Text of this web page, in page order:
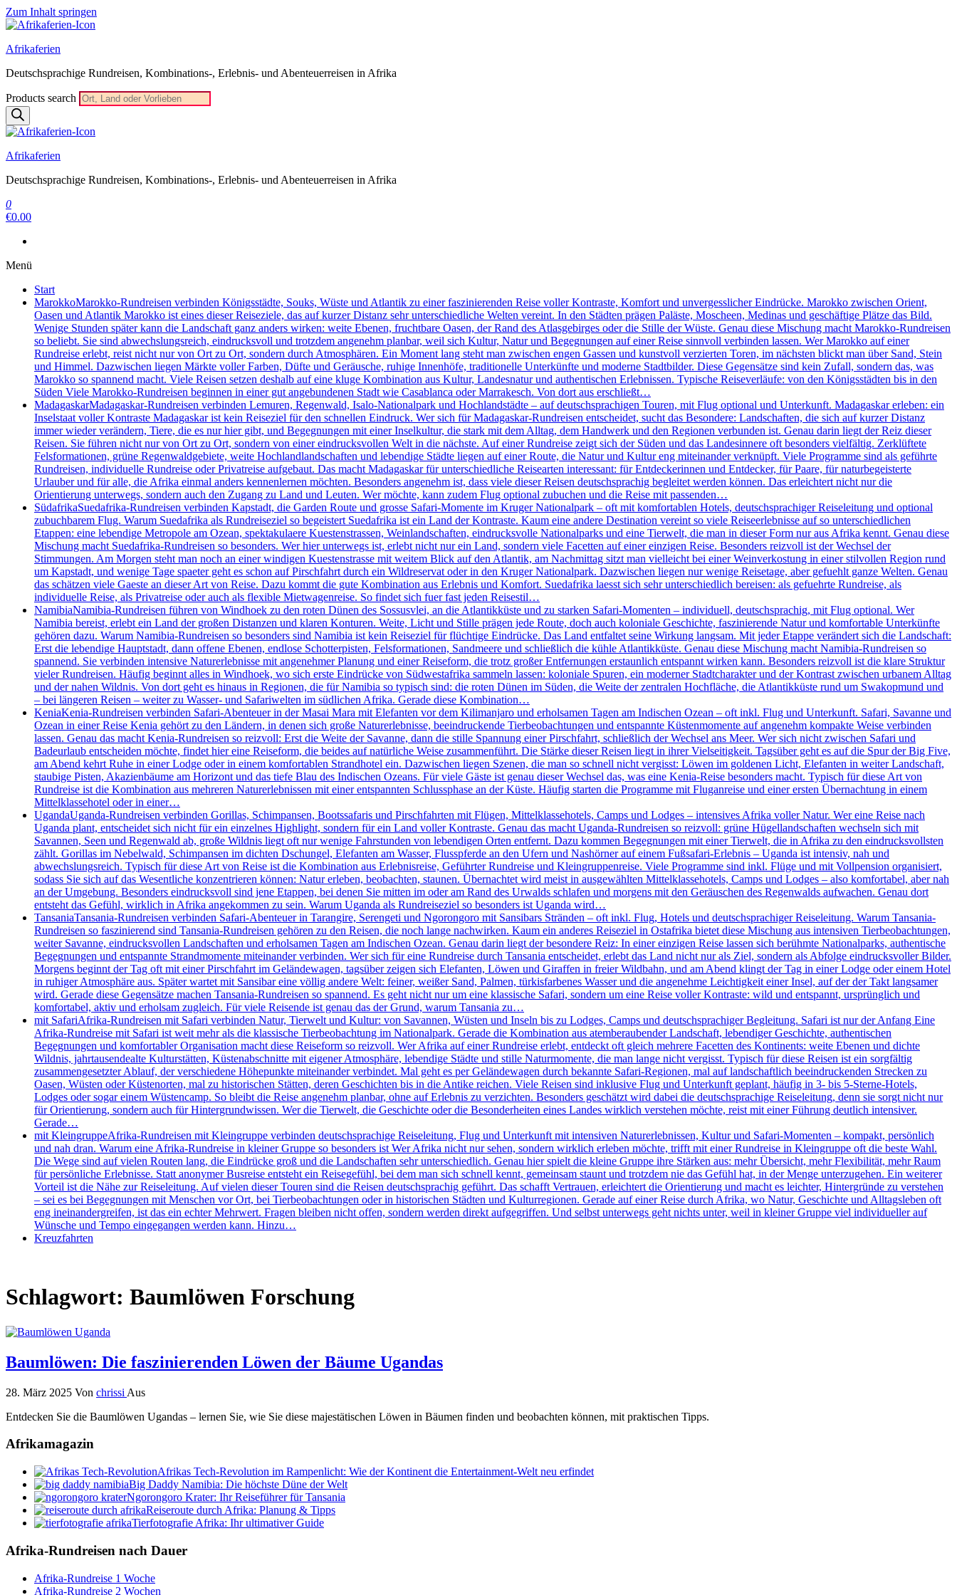
Zum Inhalt springen
Afrikaferien
Deutschsprachige Rundreisen, Kombinations-, Erlebnis- und Abenteuerreisen in Afrika
Products search
Afrikaferien
Deutschsprachige Rundreisen, Kombinations-, Erlebnis- und Abenteuerreisen in Afrika
0
€0.00
Menü
Start
MarokkoMarokko-Rundreisen verbinden Königsstädte, Souks, Wüste und Atlantik zu einer faszinierenden Reise voller Kontraste, Komfort und unvergesslicher Eindrücke. Marokko zwischen Orient,
Oasen und Atlantik Marokko ist eines dieser Reiseziele, das auf kurzer Distanz sehr unterschiedliche Welten vereint. In den Städten prägen Paläste, Moscheen, Medinas und geschäftige Plätze das Bild.
Wenige Stunden später kann die Landschaft ganz anders wirken: weite Ebenen, fruchtbare Oasen, der Rand des Atlasgebirges oder die Stille der Wüste. Genau diese Mischung macht Marokko-Rundreisen
so beliebt. Sie sind abwechslungsreich, eindrucksvoll und trotzdem angenehm planbar, weil sich Kultur, Natur und Begegnungen auf einer Reise sinnvoll verbinden lassen. Wer Marokko auf einer
Rundreise erlebt, reist nicht nur von Ort zu Ort, sondern durch Atmosphären. Ein Moment lang steht man zwischen engen Gassen und kunstvoll verzierten Toren, im nächsten blickt man über Sand, Stein
und Himmel. Dazwischen liegen Märkte voller Farben, Düfte und Geräusche, ruhige Innenhöfe, traditionelle Unterkünfte und moderne Stadtbilder. Diese Gegensätze sind kein Zufall, sondern das, was
Marokko so spannend macht. Viele Reisen setzen deshalb auf eine kluge Kombination aus Kultur, Landesnatur und authentischen Erlebnissen. Typische Reiseverläufe: von den Königsstädten bis in den
Süden Viele Marokko-Rundreisen beginnen in einer gut angebundenen Stadt wie Casablanca oder Marrakesch. Von dort aus erschließt…
MadagaskarMadagaskar-Rundreisen verbinden Lemuren, Regenwald, Isalo-Nationalpark und Hochlandstädte – auf deutschsprachigen Touren, mit Flug optional und Unterkunft. Madagaskar erleben: ein
Inselstaat voller Kontraste Madagaskar ist kein Reiseziel für den schnellen Eindruck. Wer sich für Madagaskar-Rundreisen entscheidet, sucht das Besondere: Landschaften, die sich auf kurzer Distanz
immer wieder verändern, Tiere, die es nur hier gibt, und Begegnungen mit einer Inselkultur, die stark mit dem Alltag, dem Handwerk und den Regionen verbunden ist. Genau darin liegt der Reiz dieser
Reisen. Sie führen nicht nur von Ort zu Ort, sondern von einer eindrucksvollen Welt in die nächste. Auf einer Rundreise zeigt sich der Süden und das Landesinnere oft besonders vielfältig. Zerklüftete
Felsformationen, grüne Regenwaldgebiete, weite Hochlandlandschaften und lebendige Städte liegen auf einer Route, die Natur und Kultur eng miteinander verknüpft. Viele Programme sind als geführte
Rundreisen, individuelle Rundreise oder Privatreise aufgebaut. Das macht Madagaskar für unterschiedliche Reisearten interessant: für Entdeckerinnen und Entdecker, für Paare, für naturbegeisterte
Urlauber und für alle, die Afrika einmal anders kennenlernen möchten. Besonders angenehm ist, dass viele dieser Reisen deutschsprachig begleitet werden können. Das erleichtert nicht nur die
Orientierung unterwegs, sondern auch den Zugang zu Land und Leuten. Wer möchte, kann zudem Flug optional zubuchen und die Reise mit passenden…
SüdafrikaSuedafrika-Rundreisen verbinden Kapstadt, die Garden Route und grosse Safari-Momente im Kruger Nationalpark – oft mit komfortablen Hotels, deutschsprachiger Reiseleitung und optional
zubuchbarem Flug. Warum Suedafrika als Rundreiseziel so begeistert Suedafrika ist ein Land der Kontraste. Kaum eine andere Destination vereint so viele Reiseerlebnisse auf so unterschiedlichen
Etappen: eine lebendige Metropole am Ozean, spektakulaere Kuestenstrassen, Weinlandschaften, eindrucksvolle Nationalparks und eine Tierwelt, die man in dieser Form nur aus Afrika kennt. Genau diese
Mischung macht Suedafrika-Rundreisen so besonders. Wer hier unterwegs ist, erlebt nicht nur ein Land, sondern viele Facetten auf einer einzigen Reise. Besonders reizvoll ist der Wechsel der
Stimmungen. Am Morgen steht man noch an einer windigen Kuestenstrasse mit weitem Blick auf den Atlantik, am Nachmittag sitzt man vielleicht bei einer Weinverkostung in einer stilvollen Region rund
um Kapstadt, und wenige Tage spaeter geht es schon auf Pirschfahrt durch ein Wildreservat oder in den Kruger Nationalpark. Dazwischen liegen nur wenige Reisetage, aber gefuehlt ganze Welten. Genau
das schätzen viele Gaeste an dieser Art von Reise. Dazu kommt die gute Kombination aus Erlebnis und Komfort. Suedafrika laesst sich sehr unterschiedlich bereisen: als gefuehrte Rundreise, als
individuelle Reise, als Privatreise oder auch als flexible Mietwagenreise. So findet sich fuer fast jeden Reisestil…
NamibiaNamibia-Rundreisen führen von Windhoek zu den roten Dünen des Sossusvlei, an die Atlantikküste und zu starken Safari-Momenten – individuell, deutschsprachig, mit Flug optional. Wer
Namibia bereist, erlebt ein Land der großen Distanzen und klaren Konturen. Weite, Licht und Stille prägen jede Route, doch auch koloniale Geschichte, faszinierende Natur und komfortable Unterkünfte
gehören dazu. Warum Namibia-Rundreisen so besonders sind Namibia ist kein Reiseziel für flüchtige Eindrücke. Das Land entfaltet seine Wirkung langsam. Mit jeder Etappe verändert sich die Landschaft:
Erst die lebendige Hauptstadt, dann offene Ebenen, endlose Schotterpisten, Felsformationen, Sandmeere und schließlich die kühle Atlantikküste. Genau diese Mischung macht Namibia-Rundreisen so
spannend. Sie verbinden intensive Naturerlebnisse mit angenehmer Planung und einer Reiseform, die trotz großer Entfernungen erstaunlich entspannt wirken kann. Besonders reizvoll ist die klare Struktur
vieler Rundreisen. Häufig beginnt alles in Windhoek, wo sich erste Eindrücke von Südwestafrika sammeln lassen: koloniale Spuren, ein moderner Stadtcharakter und der Kontrast zwischen urbanem Alltag
und der nahen Wildnis. Von dort geht es hinaus in Regionen, die für Namibia so typisch sind: die roten Dünen im Süden, die Weite der zentralen Hochfläche, die Atlantikküste rund um Swakopmund und
– bei längeren Reisen – weiter zu Wasser- und Safariwelten im südlichen Afrika. Gerade diese Kombination…
KeniaKenia-Rundreisen verbinden Safari-Abenteuer in der Masai Mara mit Elefanten vor dem Kilimanjaro und erholsamen Tagen am Indischen Ozean – oft inkl. Flug und Unterkunft. Safari, Savanne und
Ozean in einer Reise Kenia gehört zu den Ländern, in denen sich große Naturerlebnisse, beeindruckende Tierbeobachtungen und entspannte Küstenmomente auf angenehm kompakte Weise verbinden
lassen. Genau das macht Kenia-Rundreisen so reizvoll: Erst die Weite der Savanne, dann die stille Spannung einer Pirschfahrt, schließlich der Wechsel ans Meer. Wer sich nicht zwischen Safari und
Badeurlaub entscheiden möchte, findet hier eine Reiseform, die beides auf natürliche Weise zusammenführt. Die Stärke dieser Reisen liegt in ihrer Vielseitigkeit. Tagsüber geht es auf die Spur der Big Five,
am Abend kehrt Ruhe in einer Lodge oder in einem komfortablen Strandhotel ein. Dazwischen liegen Szenen, die man so schnell nicht vergisst: Löwen im goldenen Licht, Elefanten in weiter Landschaft,
staubige Pisten, Akazienbäume am Horizont und das tiefe Blau des Indischen Ozeans. Für viele Gäste ist genau dieser Wechsel das, was eine Kenia-Reise besonders macht. Typisch für diese Art von
Rundreise ist die Kombination aus mehreren Naturerlebnissen mit einer entspannten Schlussphase an der Küste. Häufig starten die Programme mit Fluganreise und einer ersten Übernachtung in einem
Mittelklassehotel oder in einer…
UgandaUganda-Rundreisen verbinden Gorillas, Schimpansen, Bootssafaris und Pirschfahrten mit Flügen, Mittelklassehotels, Camps und Lodges – intensives Afrika voller Natur. Wer eine Reise nach
Uganda plant, entscheidet sich nicht für ein einzelnes Highlight, sondern für ein Land voller Kontraste. Genau das macht Uganda-Rundreisen so reizvoll: grüne Hügellandschaften wechseln sich mit
Savannen, Seen und Regenwald ab, große Wildnis liegt oft nur wenige Fahrstunden von lebendigen Orten entfernt. Dazu kommen Begegnungen mit einer Tierwelt, die in Afrika zu den eindrucksvollsten
zählt. Gorillas im Nebelwald, Schimpansen im dichten Dschungel, Elefanten am Wasser, Flusspferde an den Ufern und Nashörner auf einem Fußsafari-Erlebnis – Uganda ist intensiv, nah und
abwechslungsreich. Typisch für diese Art von Reise ist die Kombination aus Erlebnisreise, Geführter Rundreise und Kleingruppenreise. Viele Programme sind inkl. Flüge und mit Vollpension organisiert,
sodass Sie sich auf das Wesentliche konzentrieren können: Natur erleben, beobachten, staunen. Übernachtet wird meist in ausgewählten Mittelklassehotels, Camps und Lodges – also komfortabel, aber nah
an der Umgebung. Besonders eindrucksvoll sind jene Etappen, bei denen Sie mitten im oder am Rand des Urwalds schlafen und morgens mit den Geräuschen des Regenwalds aufwachen. Genau dort
entsteht das Gefühl, wirklich in Afrika angekommen zu sein. Warum Uganda als Rundreiseziel so besonders ist Uganda wird…
TansaniaTansania-Rundreisen verbinden Safari-Abenteuer in Tarangire, Serengeti und Ngorongoro mit Sansibars Stränden – oft inkl. Flug, Hotels und deutschsprachiger Reiseleitung. Warum Tansania-
Rundreisen so faszinierend sind Tansania-Rundreisen gehören zu den Reisen, die noch lange nachwirken. Kaum ein anderes Reiseziel in Ostafrika bietet diese Mischung aus intensiven Tierbeobachtungen,
weiter Savanne, eindrucksvollen Landschaften und erholsamen Tagen am Indischen Ozean. Genau darin liegt der besondere Reiz: In einer einzigen Reise lassen sich berühmte Nationalparks, authentische
Begegnungen und entspannte Strandmomente miteinander verbinden. Wer sich für eine Rundreise durch Tansania entscheidet, erlebt das Land nicht nur als Ziel, sondern als Abfolge eindrucksvoller Bilder.
Morgens beginnt der Tag oft mit einer Pirschfahrt im Geländewagen, tagsüber zeigen sich Elefanten, Löwen und Giraffen in freier Wildbahn, und am Abend klingt der Tag in einer Lodge oder einem Hotel
in ruhiger Atmosphäre aus. Später wartet mit Sansibar eine völlig andere Welt: feiner, weißer Sand, Palmen, türkisfarbenes Wasser und die angenehme Leichtigkeit einer Insel, auf der der Takt langsamer
wird. Gerade diese Gegensätze machen Tansania-Rundreisen so spannend. Es geht nicht nur um eine klassische Safari, sondern um eine Reise voller Kontraste: wild und entspannt, ursprünglich und
komfortabel, aktiv und erholsam zugleich. Für viele Reisende ist genau das der Grund, warum Tansania zu…
mit SafariAfrika-Rundreisen mit Safari verbinden Natur, Tierwelt und Kultur: von Savannen, Wüsten und Inseln bis zu Lodges, Camps und deutschsprachiger Begleitung. Safari ist nur der Anfang Eine
Afrika-Rundreise mit Safari ist weit mehr als die klassische Tierbeobachtung im Nationalpark. Gerade die Kombination aus atemberaubender Landschaft, lebendiger Geschichte, authentischen
Begegnungen und komfortabler Organisation macht diese Reiseform so reizvoll. Wer Afrika auf einer Rundreise erlebt, entdeckt oft gleich mehrere Facetten des Kontinents: weite Ebenen und dichte
Wildnis, jahrtausendealte Kulturstätten, Küstenabschnitte mit eigener Atmosphäre, lebendige Städte und stille Naturmomente, die man lange nicht vergisst. Typisch für diese Reisen ist ein sorgfältig
zusammengesetzter Ablauf, der verschiedene Höhepunkte miteinander verbindet. Mal geht es per Geländewagen durch bekannte Safari-Regionen, mal auf landschaftlich beeindruckenden Strecken zu
Oasen, Wüsten oder Küstenorten, mal zu historischen Stätten, deren Geschichten bis in die Antike reichen. Viele Reisen sind inklusive Flug und Unterkunft geplant, häufig in 3- bis 5-Sterne-Hotels,
Lodges oder sogar einem Wüstencamp. So bleibt die Reise angenehm planbar, ohne auf Erlebnis zu verzichten. Besonders geschätzt wird dabei die deutschsprachige Reiseleitung, denn sie sorgt nicht nur
für Orientierung, sondern auch für Hintergrundwissen. Wer die Tierwelt, die Geschichte oder die Besonderheiten eines Landes wirklich verstehen möchte, reist mit einer Führung deutlich intensiver.
Gerade…
mit KleingruppeAfrika-Rundreisen mit Kleingruppe verbinden deutschsprachige Reiseleitung, Flug und Unterkunft mit intensiven Naturerlebnissen, Kultur und Safari-Momenten – kompakt, persönlich
und nah dran. Warum eine Afrika-Rundreise in kleiner Gruppe so besonders ist Wer Afrika nicht nur sehen, sondern wirklich erleben möchte, trifft mit einer Rundreise in Kleingruppe oft die beste Wahl.
Die Wege sind auf vielen Routen lang, die Eindrücke groß und die Landschaften sehr unterschiedlich. Genau hier spielt die kleine Gruppe ihre Stärken aus: mehr Übersicht, mehr Flexibilität, mehr Raum
für persönliche Erlebnisse. Statt anonymer Busreise entsteht ein Reisegefühl, bei dem man sich schnell kennt, gemeinsam staunt und trotzdem nie das Gefühl hat, in der Menge unterzugehen. Ein weiterer
Vorteil ist die Nähe zur Reiseleitung. Auf vielen dieser Touren sind die Reisen deutschsprachig geführt. Das schafft Vertrauen, erleichtert die Orientierung und macht es leichter, Hintergründe zu verstehen
– sei es bei Begegnungen mit Menschen vor Ort, bei Tierbeobachtungen oder in historischen Städten und Kulturregionen. Gerade auf einer Reise durch Afrika, wo Natur, Geschichte und Alltagsleben oft
eng ineinandergreifen, ist das ein echter Mehrwert. Fragen bleiben nicht offen, sondern werden direkt aufgegriffen. Und selbst unterwegs geht nichts unter, weil in kleiner Gruppe viel individueller auf
Wünsche und Tempo eingegangen werden kann. Hinzu…
Kreuzfahrten
Schlagwort: Baumlöwen Forschung
Baumlöwen: Die faszinierenden Löwen der Bäume Ugandas
28. März 2025 Von chrissi Aus
Entdecken Sie die Baumlöwen Ugandas – lernen Sie, wie Sie diese majestätischen Löwen in Bäumen finden und beobachten können, mit praktischen Tipps.
Afrikamagazin
Afrikas Tech-Revolution im Rampenlicht: Wie der Kontinent die Entertainment-Welt neu erfindet
Big Daddy Namibia: Die höchste Düne der Welt
Ngorongoro Krater: Ihr Reiseführer für Tansania
Reiseroute durch Afrika: Planung & Tipps
Tierfotografie Afrika: Ihr ultimativer Guide
Afrika-Rundreisen nach Dauer
Afrika-Rundreise 1 Woche
Afrika-Rundreise 2 Wochen